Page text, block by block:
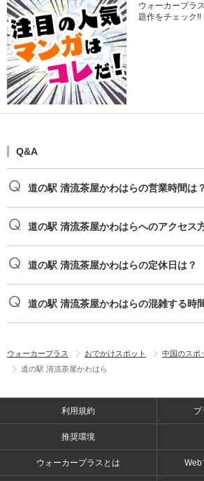
ウォーカープラ
題作をチェック!!
Q&A
道の駅 清流茶屋かわはらの営業時間は？
道の駅 清流茶屋かわはらへのアクセス
道の駅 清流茶屋かわはらの定休日は？
道の駅 清流茶屋かわはらの混雑する時
ウォーカープラス おでかけスポット 中国のスポ
道の駅 清流茶屋かわはら
利用規約 プ
推奨環境
ウォーカープラスとは Web